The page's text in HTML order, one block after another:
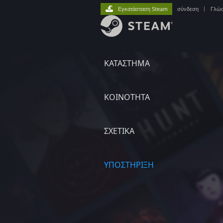
ΚΑΤΑΣΤΗΜΑ
ΚΟΙΝΟΤΗΤΑ
ΣΧΕΤΙΚΆ
ΥΠΟΣΤΗΡΙΞΗ
Εγκατάσταση Steam σύνδεση